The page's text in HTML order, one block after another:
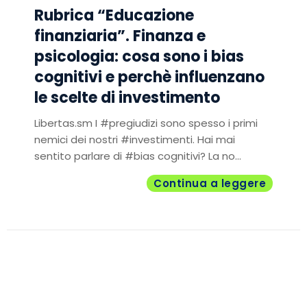
Rubrica “Educazione
finanziaria”. Finanza e
psicologia: cosa sono i bias
cognitivi e perchè influenzano
le scelte di investimento
Libertas.sm I #pregiudizi sono spesso i primi
nemici dei nostri #investimenti. Hai mai
sentito parlare di #bias cognitivi? La no...
Continua a leggere